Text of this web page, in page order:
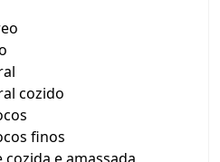
cozido
finos